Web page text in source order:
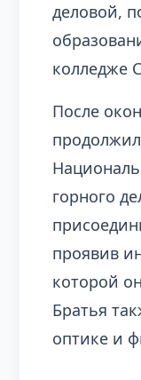
деловой,
колледже
После
горного
проявив
которой
Братья
оптике и